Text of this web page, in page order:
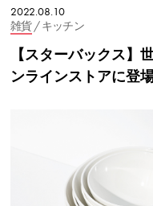
2022.08.10
雑貨/ キッチン
【スターバックス】
ンラインストアに登場